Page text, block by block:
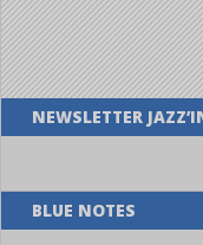
NEWSLETTER
BLUE NOTES